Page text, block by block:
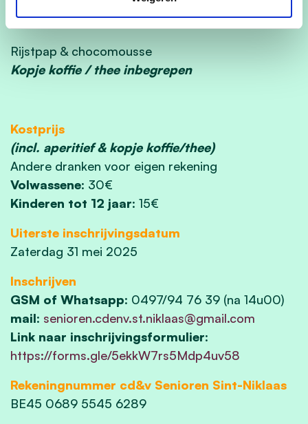
Dessert
Rijstpap & chocomousse
Kopje koffie / thee inbegrepen
Kostprijs
(incl. aperitief & kopje koffie/thee)
Andere dranken voor eigen rekening
Volwassene: 30€
Kinderen tot 12 jaar: 15€
Uiterste inschrijvingsdatum
Zaterdag 31 mei 2025
Inschrijven
GSM of Whatsapp: 0497/94 76 39 (na 14u00)
mail: senioren.cdenv.st.niklaas@gmail.com
Link naar inschrijvingsformulier:
https://forms.gle/5ekkW7rs5Mdp4uv58
Rekeningnummer cd&v Senioren Sint-Niklaas
BE45 0689 5545 6289